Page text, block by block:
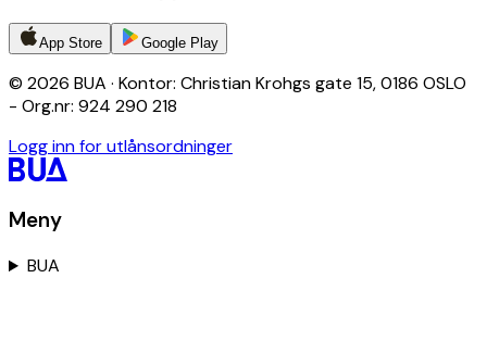
App Store Google Play
© 2026 BUA · Kontor: Christian Krohgs gate 15, 0186 OSLO
- Org.nr: 924 290 218
Logg inn for utlånsordninger
Meny
BUA